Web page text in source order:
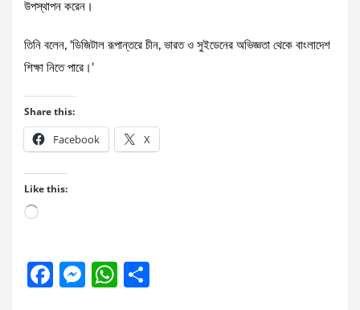
উপস্থাপন করেন।
তিনি বলেন, ‘ডিজিটাল রূপান্তরে চীন, ভারত ও সুইডেনের অভিজ্ঞতা থেকে বাংলাদেশ
শিক্ষা নিতে পারে।’
Share this:
Facebook X
Like this:
Loading…
F
M W